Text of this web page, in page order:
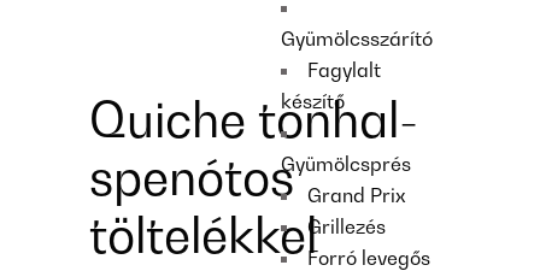
Gyümölcsszárító
Fagylalt
készítő
Gyümölcsprés
Grand Prix
Grillezés
Forró levegős
Quiche tonhal-
spenótos
töltelékkel